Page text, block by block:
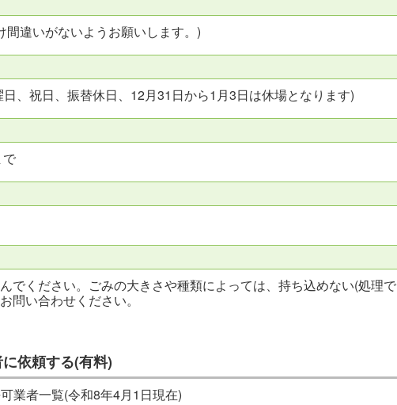
違いがないようお願いします。)
、祝日、振替休日、12月31日から1月3日は休場となります)
でください。ごみの大きさや種類によっては、持ち込めない(処理
問い合わせください。
依頼する(有料)
業者一覧(令和8年4月1日現在)